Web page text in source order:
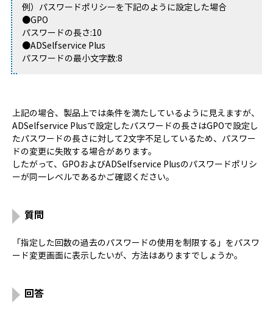
例）パスワードポリシーを下記のように設定した場合
●GPO
パスワードの長さ:10
●ADSelfservice Plus
パスワードの最小文字数:8
上記の場合、製品上では条件を満たしているように見えますが、
ADSelfservice Plusで設定したパスワードの長さはGPOで設定し
たパスワードの長さに対して2文字不足しているため、パスワー
ドの変更に失敗する場合があります。
したがって、GPOおよびADSelfservice Plusのパスワードポリシ
ーが同一レベルであるかご確認ください。
質問
「指定した回数の過去のパスワードの使用を制限する」をパスワ
ード変更画面に表示したいが、方法はありますでしょうか。
回答